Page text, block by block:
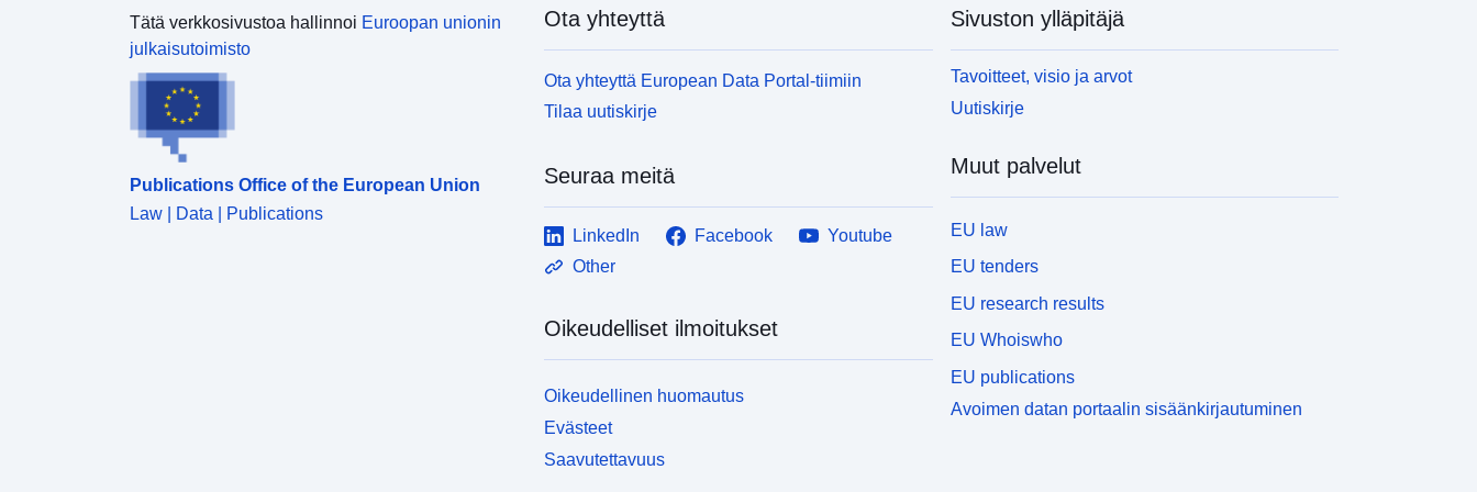
Tätä verkkosivustoa hallinnoi Euroopan unionin
julkaisutoimisto
Publications Office of the European Union
Law | Data | Publications
Ota yhteyttä
Ota yhteyttä European Data Portal-tiimiin
Tilaa uutiskirje
Seuraa meitä
LinkedIn Facebook
Youtube
Other
Oikeudelliset ilmoitukset
Oikeudellinen huomautus
Evästeet
Saavutettavuus
Sivuston ylläpitäjä
Tavoitteet, visio ja arvot
Uutiskirje
Muut palvelut
EU law
EU tenders
EU research results
EU Whoiswho
EU publications
Avoimen datan portaalin sisäänkirjautuminen